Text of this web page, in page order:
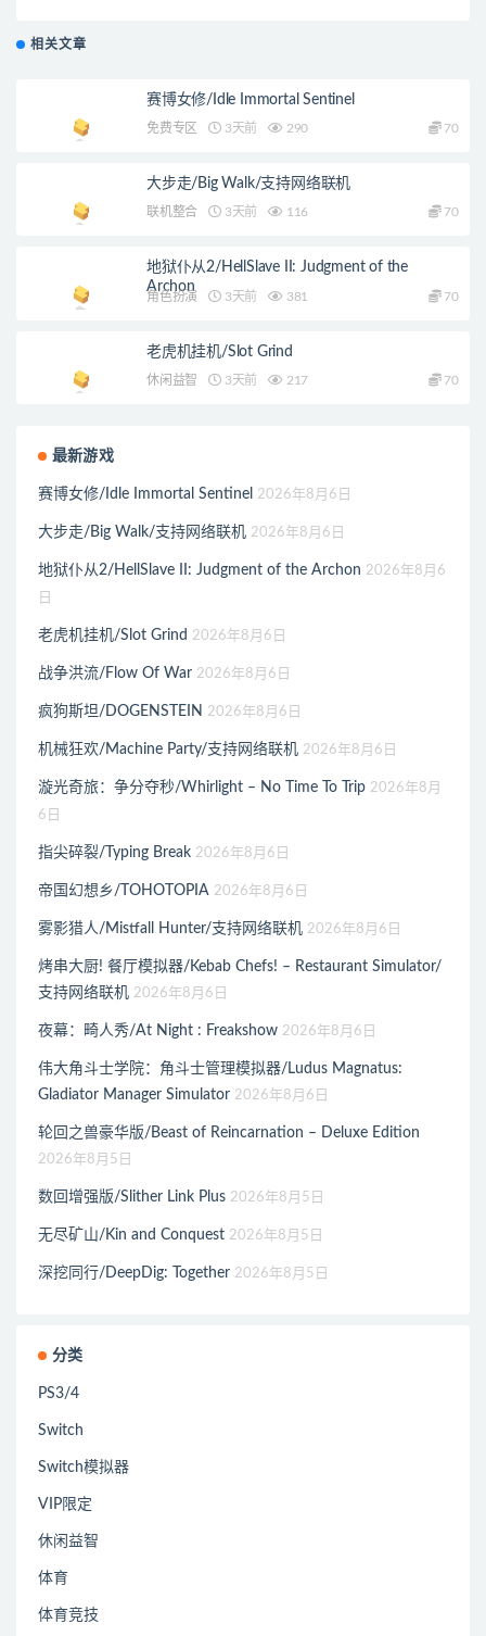
相关文章
赛博女修/Idle Immortal Sentinel
免费专区 3天前 290 70
大步走/Big Walk/支持网络联机
联机整合 3天前 116 70
地狱仆从2/HellSlave II: Judgment of the
Archon
角色扮演 3天前 381 70
老虎机挂机/Slot Grind
休闲益智 3天前 217 70
最新游戏
赛博女修/Idle Immortal Sentinel 2026年8月6日
大步走/Big Walk/支持网络联机 2026年8月6日
地狱仆从2/HellSlave II: Judgment of the Archon 2026年8月6
日
老虎机挂机/Slot Grind 2026年8月6日
战争洪流/Flow Of War 2026年8月6日
疯狗斯坦/DOGENSTEIN 2026年8月6日
机械狂欢/Machine Party/支持网络联机 2026年8月6日
漩光奇旅：争分夺秒/Whirlight – No Time To Trip 2026年8月
6日
指尖碎裂/Typing Break 2026年8月6日
帝国幻想乡/TOHOTOPIA 2026年8月6日
雾影猎人/Mistfall Hunter/支持网络联机 2026年8月6日
烤串大厨! 餐厅模拟器/Kebab Chefs! – Restaurant Simulator/
支持网络联机 2026年8月6日
夜幕：畸人秀/At Night : Freakshow 2026年8月6日
伟大角斗士学院：角斗士管理模拟器/Ludus Magnatus:
Gladiator Manager Simulator 2026年8月6日
轮回之兽豪华版/Beast of Reincarnation – Deluxe Edition
2026年8月5日
数回增强版/Slither Link Plus 2026年8月5日
无尽矿山/Kin and Conquest 2026年8月5日
深挖同行/DeepDig: Together 2026年8月5日
分类
PS3/4
Switch
Switch模拟器
VIP限定
休闲益智
体育
体育竞技